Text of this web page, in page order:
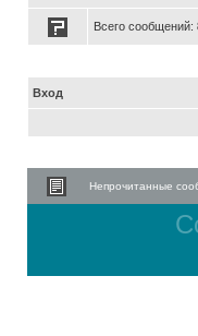
Всего сообщений:
Вход
Непрочитанные